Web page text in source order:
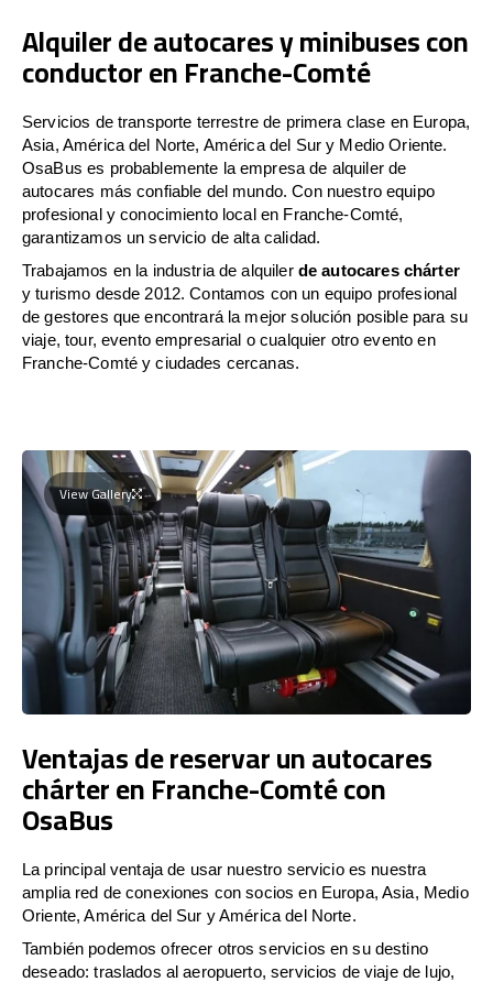
Alquiler de autocares y minibuses con
conductor en Franche-Comté
Servicios de transporte terrestre de primera clase en Europa,
Asia, América del Norte, América del Sur y Medio Oriente.
OsaBus es probablemente la empresa de alquiler de
autocares más confiable del mundo. Con nuestro equipo
profesional y conocimiento local en Franche-Comté,
garantizamos un servicio de alta calidad.
Trabajamos en la industria de alquiler de autocares chárter
y turismo desde 2012. Contamos con un equipo profesional
de gestores que encontrará la mejor solución posible para su
viaje, tour, evento empresarial o cualquier otro evento en
Franche-Comté y ciudades cercanas.
View Gallery
Ventajas de reservar un autocares
chárter en Franche-Comté con
OsaBus
La principal ventaja de usar nuestro servicio es nuestra
amplia red de conexiones con socios en Europa, Asia, Medio
Oriente, América del Sur y América del Norte.
También podemos ofrecer otros servicios en su destino
deseado: traslados al aeropuerto, servicios de viaje de lujo,